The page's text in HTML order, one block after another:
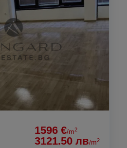
1596 €/m2
3121.50 лв/m2